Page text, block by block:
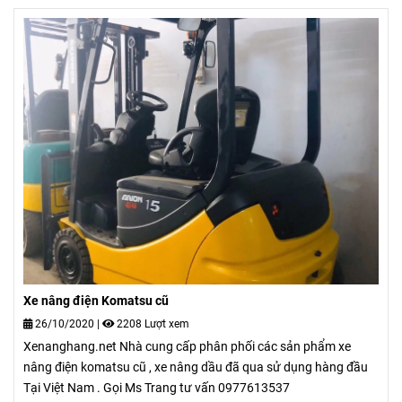
Xe nâng điện Komatsu cũ
26/10/2020 | 2208 Lượt xem
Xenanghang.net Nhà cung cấp phân phối các sản phẩm xe
nâng điện komatsu cũ , xe nâng dầu đã qua sử dụng hàng đầu
Tại Việt Nam . Gọi Ms Trang tư vấn 0977613537